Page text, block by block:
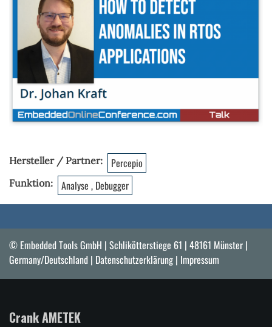
Hersteller / Partner Percepio
Funktion Analyse , Debugger
© Embedded Tools GmbH | Schlikötterstiege 61 | 48161 Münster |
Germany/Deutschland | Datenschutzerklärung | Impressum
Crank AMETEK